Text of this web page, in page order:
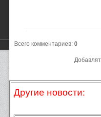
Всего комментариев: 0
Другие новости: